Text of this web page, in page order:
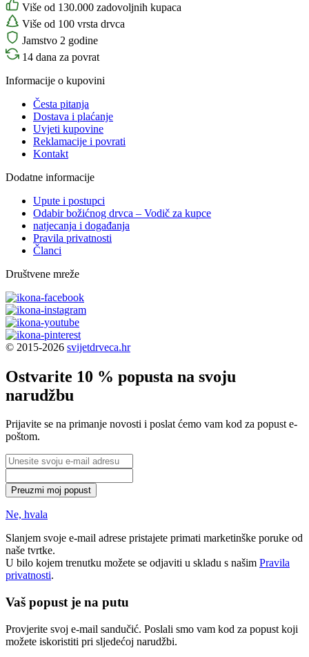
Više od 130.000 zadovoljnih kupaca
Više od 100 vrsta drvca
Jamstvo 2 godine
14 dana za povrat
Informacije o kupovini
Česta pitanja
Dostava i plaćanje
Uvjeti kupovine
Reklamacije i povrati
Kontakt
Dodatne informacije
Upute i postupci
Odabir božićnog drvca – Vodič za kupce
natjecanja i događanja
Pravila privatnosti
Članci
Društvene mreže
© 2015-2026 svijetdrveca.hr
Ostvarite 10 % popusta na svoju
narudžbu
Prijavite se na primanje novosti i poslat ćemo vam kod za popust e-
poštom.
Preuzmi moj popust
Ne, hvala
Slanjem svoje e-mail adrese pristajete primati marketinške poruke od
naše tvrtke.
U bilo kojem trenutku možete se odjaviti u skladu s našim Pravila
privatnosti.
Vaš popust je na putu
Provjerite svoj e-mail sandučić. Poslali smo vam kod za popust koji
možete iskoristiti pri sljedećoj narudžbi.